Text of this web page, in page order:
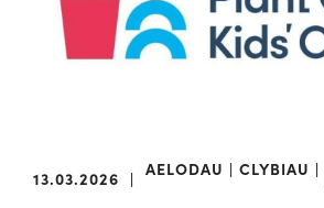
13.03.2026 | AELODAU CLYBIAU